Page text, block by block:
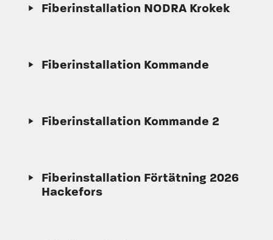
Fiberinstallation NODRA Krokek
Fiberinstallation Kommande
Fiberinstallation Kommande 2
Fiberinstallation Förtätning 2026
Hackefors